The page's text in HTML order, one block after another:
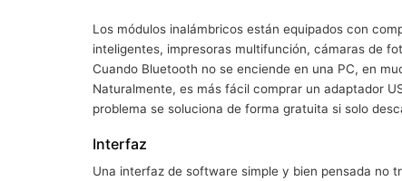
Los módulos inalámbricos están equipados con
inteligentes, impresoras multifunción, cámaras de
Cuando Bluetooth no se enciende en una PC, en
Naturalmente, es más fácil comprar un adaptador
problema se soluciona de forma gratuita si solo
Interfaz
Una interfaz de software simple y bien pensada no